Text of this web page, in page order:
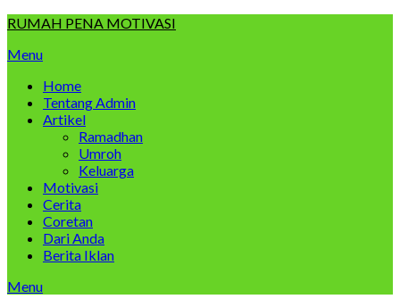
Skip
content
RUMAH PENA MOTIVASI
Menu
Home
Tentang Admin
Artikel
Ramadhan
Umroh
Keluarga
Motivasi
Cerita
Coretan
Dari Anda
Berita Iklan
Menu